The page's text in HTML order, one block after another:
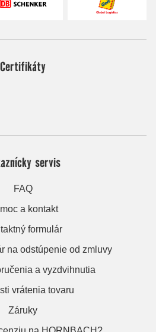
Certifikáty
servis
FAQ
a kontakt
formulár
na odstúpenie od zmluvy
a vyzdvihnutia
vrátenia tovaru
Záruky